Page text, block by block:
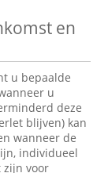
en
u bepaalde
u
deze
blijven) kan
wanneer de
individueel
zijn voor